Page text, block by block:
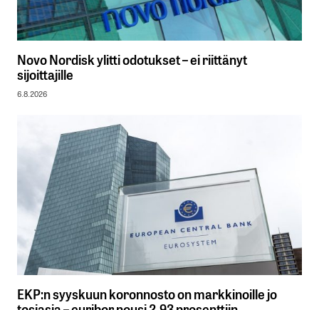
Novo Nordisk ylitti odotukset – ei riittänyt
sijoittajille
6.8.2026
EKP:n syyskuun koronnosto on markkinoille jo